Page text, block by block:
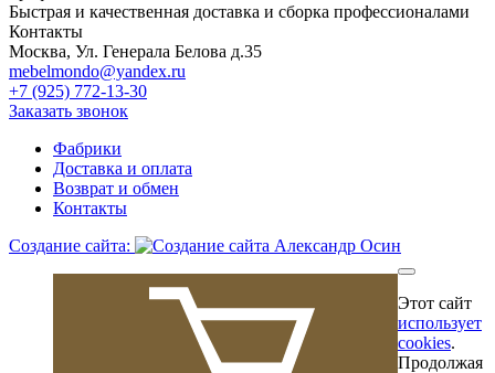
Быстрая и качественная доставка и сборка профессионалами
Контакты
Москва, Ул. Генерала Белова д.35
mebelmondo@yandex.ru
+7 (925) 772-13-30
Заказать звонок
Фабрики
Доставка и оплата
Возврат и обмен
Контакты
Создание сайта:
Этот сайт
использует
cookies.
Продолжая